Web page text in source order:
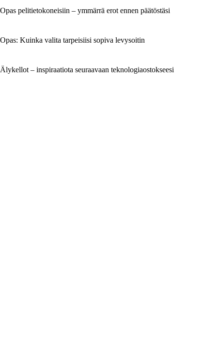
Opas pelitietokoneisiin – ymmärrä erot ennen päätöstäsi
Opas: Kuinka valita tarpeisiisi sopiva levysoitin
Älykellot – inspiraatiota seuraavaan teknologiaostokseesi